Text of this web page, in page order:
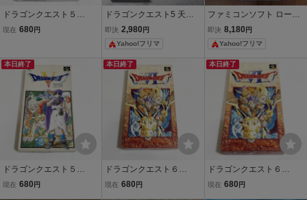
ドラゴンクエスト５
【箱・説明書付き】♪動作
コン ②
現在 680 円
ドラゴンクエスト5 天空
の花嫁 スーパーファミコ
ン ソフト 箱 説明書
即決 2,980 円
Yahoo!フリマ
ファミコンソフト ローリ
ングサンダー ドラゴンニ
ンジャ 2本セット 箱説明
書付
即決 8,180 円
Yahoo!フリマ
本日終了
ドラゴンクエスト５
【箱・説明書付き】♪動作
現在 680 円
本日終了
ドラゴンクエスト６
【箱・説明書付き】♪動作
現在 680 円
本日終了
ドラゴンクエスト６
【箱・説明書付き】♪動作
現在 680 円